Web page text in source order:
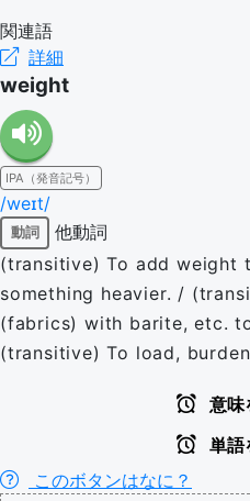
関連語
詳細
weight
IPA（発音記号）
/weɪt/
動詞
他動詞
(transitive) To add weight
something heavier. /
(fabrics) with barite, etc.
(transitive) To load,
意味
単語
このボタンはなに？